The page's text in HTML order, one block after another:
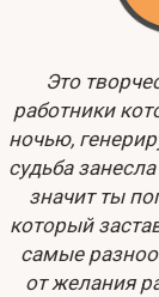
Это
работники
ночью,
судьба
значит ты
который
самые
от желания